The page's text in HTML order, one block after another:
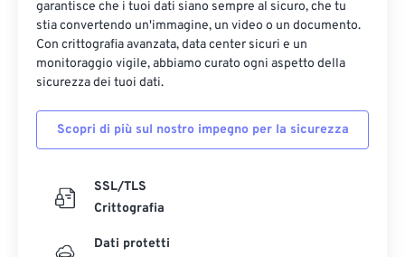
garantisce che i tuoi dati siano sempre al sicuro, che tu
stia convertendo un'immagine, un video o un documento.
Con crittografia avanzata, data center sicuri e un
monitoraggio vigile, abbiamo curato ogni aspetto della
sicurezza dei tuoi dati.
Scopri di più sul nostro impegno per la sicurezza
SSL/TLS
Crittografia
Dati protetti